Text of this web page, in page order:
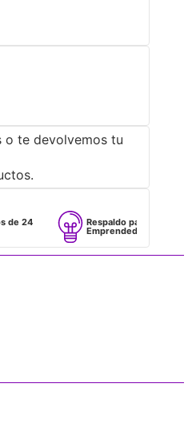
o te devolvemos tu
Respaldo para
Emprendedores